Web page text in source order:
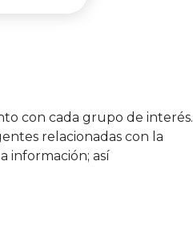
con cada grupo de interés.
relacionadas con la
información; así